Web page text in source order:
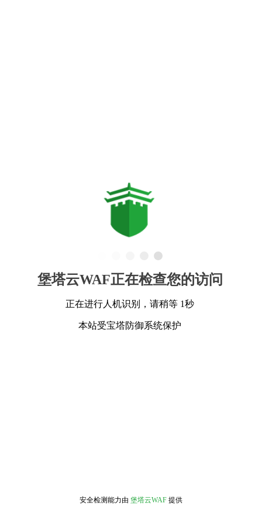
堡塔云WAF正在检查您的访问
正在进行人机识别，请稍等 1秒
本站受宝塔防御系统保护
安全检测能力由 堡塔云WAF 提供